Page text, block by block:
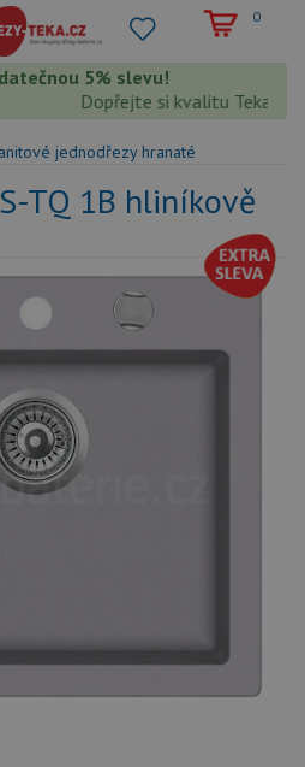
0
5% slevu!
Dopřejte si kvalitu Teka s
jednodřezy hranaté
TQ 1B hliníkově